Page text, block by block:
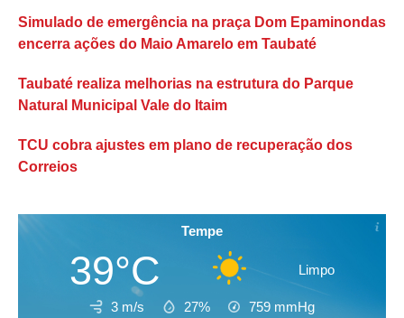
Simulado de emergência na praça Dom Epaminondas
encerra ações do Maio Amarelo em Taubaté
Taubaté realiza melhorias na estrutura do Parque
Natural Municipal Vale do Itaim
TCU cobra ajustes em plano de recuperação dos
Correios
Tempe
39°C Limpo
3 m/s 27% 759 mmHg